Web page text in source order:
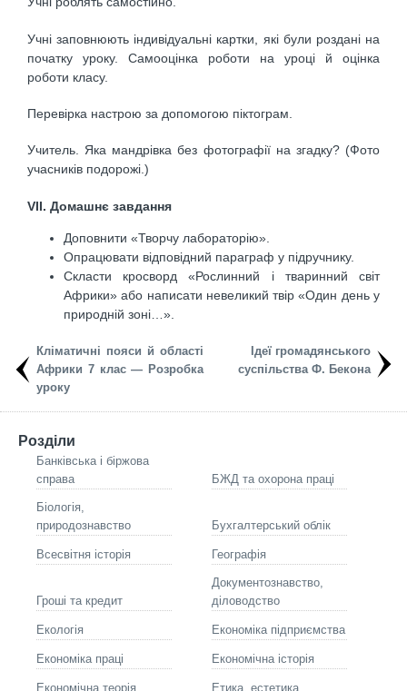
Учні заповнюють індивідуальні картки, які були роз­дані на
початку уроку. Самооцінка роботи на уроці й оцінка
роботи класу.
Перевірка настрою за допомогою піктограм.
Учитель. Яка мандрівка без фотографії на згадку? (Фото
учасників подорожі.)
VII. Домашнє завдання
Доповнити «Творчу лабораторію».
Опрацювати відповідний параграф у підручнику.
Скласти кросворд «Рослинний і тваринний світ
Африки» або написати невеликий твір «Один день у
природній зоні…».
Кліматичні пояси й області
Африки 7 клас — Розробка
уроку
Ідеї громадянського
суспільства Ф. Бекона
Розділи
Банківська і біржова
справа
БЖД та охорона праці
Біологія,
природознавство
Бухгалтерський облік
Всесвітня історія Географія
Гроші та кредит
Документознавство,
діловодство
Екологія Економіка підприємства
Економіка праці Економічна історія
Економічна теорія Етика, естетика